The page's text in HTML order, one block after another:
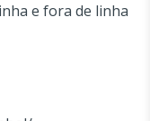
e fora de linha